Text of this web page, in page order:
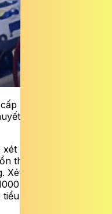
hậu viêm
nhóm A biến
nghiệm máu, chẩn
thương các cơ quan,
nghiệm máu
đv/L (bình thường
có đạm (++), hồng